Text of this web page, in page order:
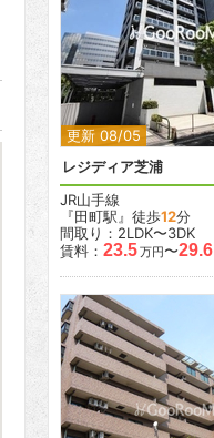
更新 08/05
2
レジディア芝浦
JR山手線
『田町駅』徒歩12分
間取り：2LDK〜3DK
賃料： 23.5万円〜29.6
2